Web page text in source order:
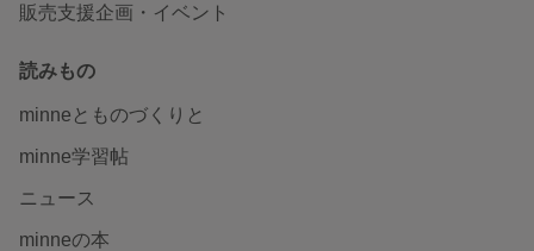
販売支援企画・イベント
読みもの
minneとものづくりと
minne学習帖
ニュース
minneの本